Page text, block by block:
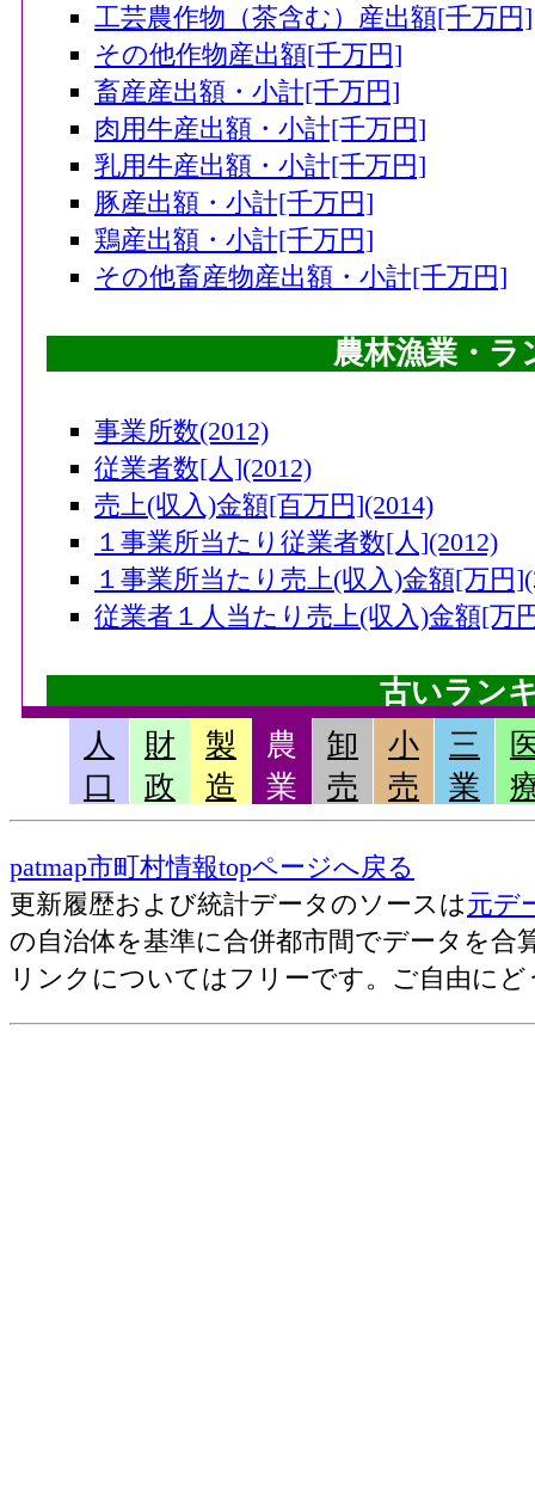
工芸農作物（茶含む）産出額[千万円]
その他作物産出額[千万円]
畜産産出額・小計[千万円]
肉用牛産出額・小計[千万円]
乳用牛産出額・小計[千万円]
豚産出額・小計[千万円]
鶏産出額・小計[千万円]
その他畜産物産出額・小計[千万円]
農林漁業・ラ
事業所数(2012)
従業者数[人](2012)
売上(収入)金額[百万円](2014)
１事業所当たり従業者数[人](2012)
１事業所当たり売上(収入)金額[万円
従業者１人当たり売上(収入)金額[万
古いラン
畜産産出額・小計[千万円](2006)
果実産出額[千万円](2006)
耕種産出額・小計[千万円](2006)
農業産出額・総計[千万円](2006)
野菜産出額[千万円](2006)
売上(収入)金額[百万円](2012)
人
口
財
政
製
造
農
業
卸
売
小
売
三
業
patmap市町村情報topページへ戻る
更新履歴および統計データのソースは元デ
の自治体を基準に合併都市間でデータを合
リンクについてはフリーです。ご自由にど